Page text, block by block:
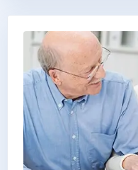
Exaktes Aufmaß in